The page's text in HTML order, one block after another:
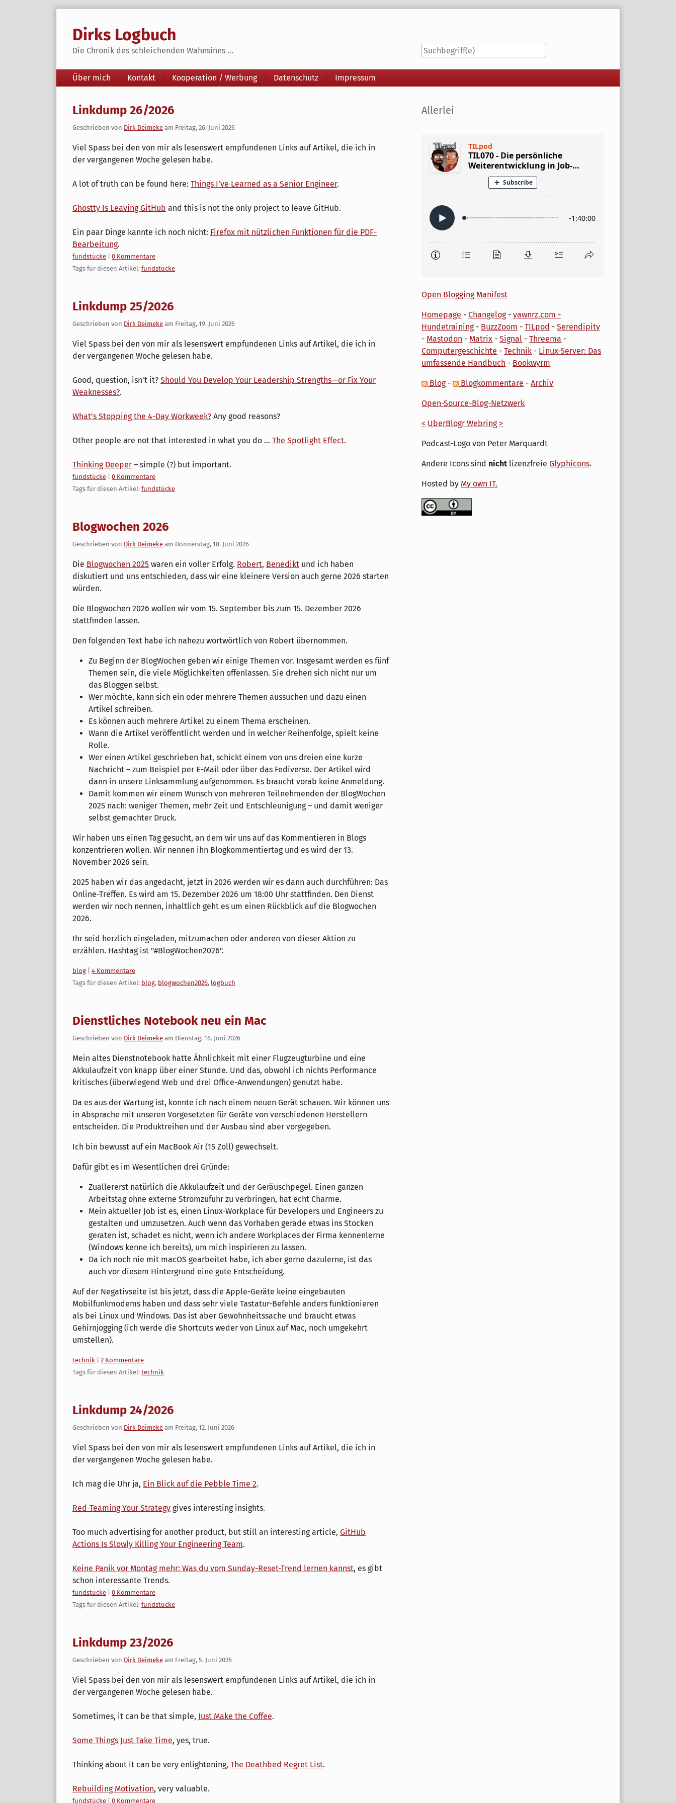
Dirks Logbuch
Die Chronik des schleichenden Wahnsinns ...
Navigation
Über mich Kontakt Kooperation / Werbung Datenschutz Impressum
Linkdump 26/2026
Geschrieben von Dirk Deimeke am Freitag, 26. Juni 2026
Viel Spass bei den von mir als lesenswert empfundenen Links auf Artikel, die ich in
der vergangenen Woche gelesen habe.
A lot of truth can be found here: Things I’ve Learned as a Senior Engineer.
Ghostty Is Leaving GitHub and this is not the only project to leave GitHub.
Ein paar Dinge kannte ich noch nicht: Firefox mit nützlichen Funktionen für die PDF-
Bearbeitung.
Kategorien:
fundstücke
0 Kommentare
Tags für diesen Artikel: fundstücke
Linkdump 25/2026
Geschrieben von Dirk Deimeke am Freitag, 19. Juni 2026
Viel Spass bei den von mir als lesenswert empfundenen Links auf Artikel, die ich in
der vergangenen Woche gelesen habe.
Good, question, isn't it? Should You Develop Your Leadership Strengths—or Fix Your
Weaknesses?.
What’s Stopping the 4-Day Workweek? Any good reasons?
Other people are not that interested in what you do ... The Spotlight Effect.
Thinking Deeper – simple (?) but important.
Kategorien:
fundstücke
0 Kommentare
Tags für diesen Artikel: fundstücke
Blogwochen 2026
Geschrieben von Dirk Deimeke am Donnerstag, 18. Juni 2026
Die Blogwochen 2025 waren ein voller Erfolg. Robert, Benedikt und ich haben
diskutiert und uns entschieden, dass wir eine kleinere Version auch gerne 2026 starten
würden.
Die Blogwochen 2026 wollen wir vom 15. September bis zum 15. Dezember 2026
stattfinden lassen.
Den folgenden Text habe ich nahezu wortwörtlich von Robert übernommen.
Zu Beginn der BlogWochen geben wir einige Themen vor. Insgesamt werden es fünf
Themen sein, die viele Möglichkeiten offenlassen. Sie drehen sich nicht nur um
das Bloggen selbst.
Wer möchte, kann sich ein oder mehrere Themen aussuchen und dazu einen
Artikel schreiben.
Es können auch mehrere Artikel zu einem Thema erscheinen.
Wann die Artikel veröffentlicht werden und in welcher Reihenfolge, spielt keine
Rolle.
Wer einen Artikel geschrieben hat, schickt einem von uns dreien eine kurze
Nachricht – zum Beispiel per E-Mail oder über das Fediverse. Der Artikel wird
dann in unsere Linksammlung aufgenommen. Es braucht vorab keine Anmeldung.
Damit kommen wir einem Wunsch von mehreren Teilnehmenden der BlogWochen
2025 nach: weniger Themen, mehr Zeit und Entschleunigung – und damit weniger
selbst gemachter Druck.
Wir haben uns einen Tag gesucht, an dem wir uns auf das Kommentieren in Blogs
konzentrieren wollen. Wir nennen ihn Blogkommentiertag und es wird der 13.
November 2026 sein.
2025 haben wir das angedacht, jetzt in 2026 werden wir es dann auch durchführen: Das
Online-Treffen. Es wird am 15. Dezember 2026 um 18:00 Uhr stattfinden. Den Dienst
werden wir noch nennen, inhaltlich geht es um einen Rückblick auf die Blogwochen
2026.
Ihr seid herzlich eingeladen, mitzumachen oder anderen von dieser Aktion zu
erzählen. Hashtag ist "#BlogWochen2026".
Kategorien:
blog
4 Kommentare
Tags für diesen Artikel: blog, blogwochen2026, logbuch
Dienstliches Notebook neu ein Mac
Geschrieben von Dirk Deimeke am Dienstag, 16. Juni 2026
Mein altes Dienstnotebook hatte Ähnlichkeit mit einer Flugzeugturbine und eine
Akkulaufzeit von knapp über einer Stunde. Und das, obwohl ich nichts Performance
kritisches (überwiegend Web und drei Office-Anwendungen) genutzt habe.
Da es aus der Wartung ist, konnte ich nach einem neuen Gerät schauen. Wir können uns
in Absprache mit unseren Vorgesetzten für Geräte von verschiedenen Herstellern
entscheiden. Die Produktreihen und der Ausbau sind aber vorgegeben.
Ich bin bewusst auf ein MacBook Air (15 Zoll) gewechselt.
Dafür gibt es im Wesentlichen drei Gründe:
Zuallererst natürlich die Akkulaufzeit und der Geräuschpegel. Einen ganzen
Arbeitstag ohne externe Stromzufuhr zu verbringen, hat echt Charme.
Mein aktueller Job ist es, einen Linux-Workplace für Developers und Engineers zu
gestalten und umzusetzen. Auch wenn das Vorhaben gerade etwas ins Stocken
geraten ist, schadet es nicht, wenn ich andere Workplaces der Firma kennenlerne
(Windows kenne ich bereits), um mich inspirieren zu lassen.
Da ich noch nie mit macOS gearbeitet habe, ich aber gerne dazulerne, ist das
auch vor diesem Hintergrund eine gute Entscheidung.
Auf der Negativseite ist bis jetzt, dass die Apple-Geräte keine eingebauten
Mobilfunkmodems haben und dass sehr viele Tastatur-Befehle anders funktionieren
als bei Linux und Windows. Das ist aber Gewohnheitssache und braucht etwas
Gehirnjogging (ich werde die Shortcuts weder von Linux auf Mac, noch umgekehrt
umstellen).
Kategorien:
technik
2 Kommentare
Tags für diesen Artikel: technik
Linkdump 24/2026
Geschrieben von Dirk Deimeke am Freitag, 12. Juni 2026
Viel Spass bei den von mir als lesenswert empfundenen Links auf Artikel, die ich in
der vergangenen Woche gelesen habe.
Ich mag die Uhr ja, Ein Blick auf die Pebble Time 2.
Red-Teaming Your Strategy gives interesting insights.
Too much advertising for another product, but still an interesting article, GitHub
Actions Is Slowly Killing Your Engineering Team.
Keine Panik vor Montag mehr: Was du vom Sunday-Reset-Trend lernen kannst, es gibt
schon interessante Trends.
Kategorien:
fundstücke
0 Kommentare
Tags für diesen Artikel: fundstücke
Linkdump 23/2026
Geschrieben von Dirk Deimeke am Freitag, 5. Juni 2026
Viel Spass bei den von mir als lesenswert empfundenen Links auf Artikel, die ich in
der vergangenen Woche gelesen habe.
Sometimes, it can be that simple, Just Make the Coffee.
Some Things Just Take Time, yes, true.
Thinking about it can be very enlightening, The Deathbed Regret List.
Rebuilding Motivation, very valuable.
Kategorien:
fundstücke 0 Kommentare
Seitenleiste
Allerlei
Open Blogging Manifest
Homepage -Changelog-yawnrz.com -
Hundetraining- BuzzZoom -TILpod -Serendipity
- Mastodon - Matrix -Signal -Threema -
Computergeschichte -Technik - Linux-Server: Das
umfassende Handbuch - Bookwyrm
Blog- Blogkommentare -Archiv
Open-Source-Blog-Netzwerk
< UberBlogr Webring >
Podcast-Logo von Peter Marquardt
Andere Icons sind nicht lizenzfreieGlyphicons.
Hosted by My own IT.